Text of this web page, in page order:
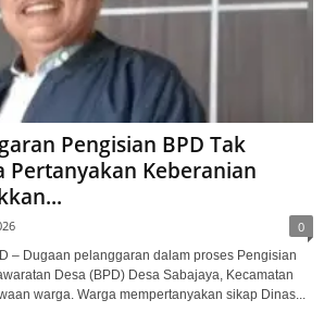
Pengisian BPD Tak
Pertanyakan Keberanian
0
– Dugaan pelanggaran dalam proses Pengisian
Desa (BPD) Desa Sabajaya, Kecamatan
warga. Warga mempertanyakan sikap Dinas...